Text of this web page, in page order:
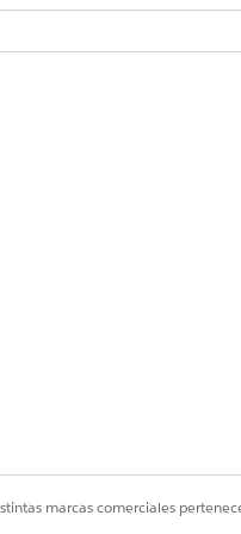
marcas comerciales